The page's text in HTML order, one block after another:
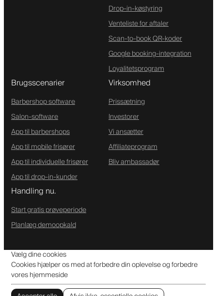
Drop-in-køstyring
Venteliste for aftaler
Scan-to-book QR-koder
Google booking-integration
Loyalitetsprogram
Brugsscenarier
Barbershop software
Salon-software
App til barbershops
App til mobile frisører
App til individuelle frisører
App til drop-in-kunder
Virksomhed
Prissætning
Investorer
Vi ansætter
Affiliateprogram
Bliv ambassadør
Handling nu.
Start gratis prøveperiode
Planlæg demoopkald
Vælg dine cookies
Cookies hjælper os med at forbedre din oplevelse og forbedre
vores hjemmeside